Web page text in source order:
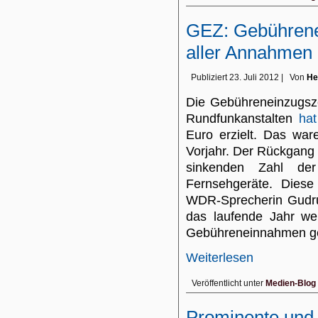
GEZ:
aller
Publiziert 23. Juli 2012 Von
Die
Rundfunkanstalten
Euro erzielt. Das
Vorjahr. Der
sinkenden Zahl
Fernsehgeräte.
WDR-Sprecherin
das laufende Jahr
Gebühreneinnahmen
Weiterlesen
Veröffentlicht unter Medien-Blog